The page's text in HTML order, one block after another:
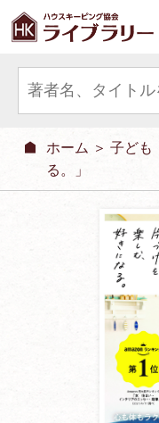
ホーム ＞ 子ども
る。」